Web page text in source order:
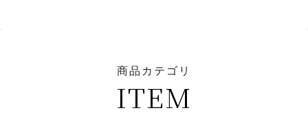
商品カテゴリ
ITEM